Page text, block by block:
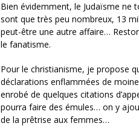
Bien évidemment, le Judaïsme ne
sont que très peu nombreux, 13
peut-être une autre affaire…
le fanatisme.
Pour le christianisme, je propose
déclarations enflammées de
enrobé de quelques citations
pourra faire des émules… on y
de la prêtrise aux femmes…